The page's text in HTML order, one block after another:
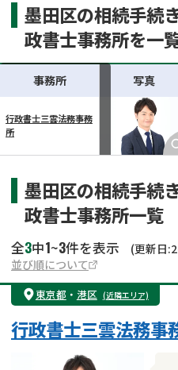
墨田区の相続手続
政書士事務所を一
横スクロール可能
事務所 写真
行政書士三雲法務事務
所
墨田区の相続手続
政書士事務所一覧
全3中1~3件を表示
(更新日
並び順について
東京都 ・ 港区 (近隣エリア)
行政書士三雲法務事